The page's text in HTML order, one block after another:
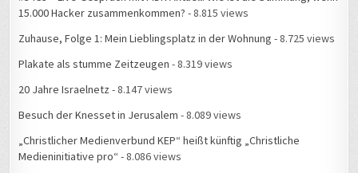
15.000 Hacker zusammenkommen? - 8.815 views
Zuhause, Folge 1: Mein Lieblingsplatz in der Wohnung - 8.725 views
Plakate als stumme Zeitzeugen - 8.319 views
20 Jahre Israelnetz - 8.147 views
Besuch der Knesset in Jerusalem - 8.089 views
„Christlicher Medienverbund KEP“ heißt künftig „Christliche
Medieninitiative pro“ - 8.086 views